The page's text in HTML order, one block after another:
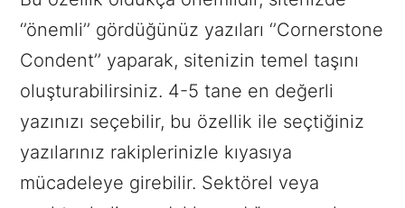
‘’önemli’’ gördüğünüz yazıları ‘’Cornerstone
Condent’’ yaparak, sitenizin temel taşını
oluşturabilirsiniz. 4-5 tane en değerli
yazınızı seçebilir, bu özellik ile seçtiğiniz
yazılarınız rakiplerinizle kıyasıya
mücadeleye girebilir. Sektörel veya